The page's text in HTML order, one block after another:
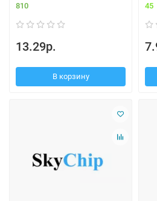
810
13.29р.
В корзину
45